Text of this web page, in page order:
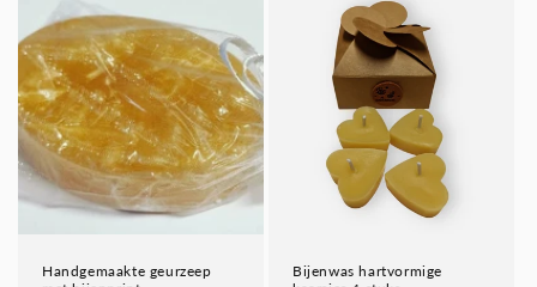
Handgemaakte geurzeep
Bijenwas hartvormige